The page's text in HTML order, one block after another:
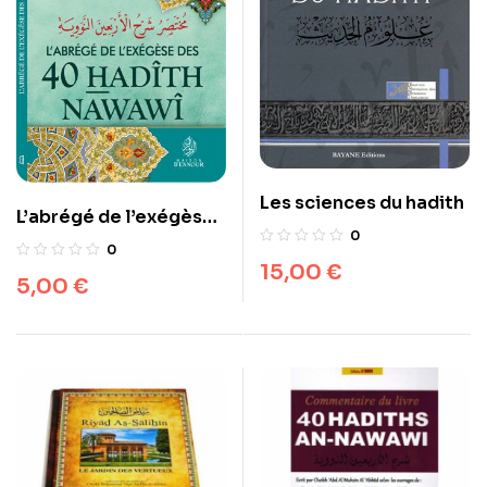
L’abrégé de l’exégèse
des 40 Hadîths
0
5,00 €
Les sciences du hadith
0
15,00 €